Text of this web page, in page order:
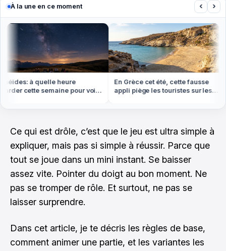
À la une en ce moment ‹ ›
à quelle heure
cette semaine pour voir
En Grèce cet été, cette fausse
appli piège les touristes sur les
Ce qui est drôle, c’est que le jeu est ultra simple à
expliquer, mais pas si simple à réussir. Parce que
tout se joue dans un mini instant. Se baisser
assez vite. Pointer du doigt au bon moment. Ne
pas se tromper de rôle. Et surtout, ne pas se
laisser surprendre.
Dans cet article, je te décris les règles de base,
comment animer une partie, et les variantes les